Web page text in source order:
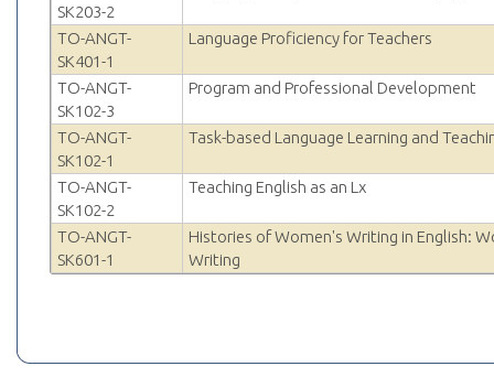
SK203-2
TO-ANGT-
SK401-1
Language Proficiency for Teachers
TO-ANGT-
SK102-3
Program and Professional Development
TO-ANGT-
SK102-1
Task-based Language Learning and
TO-ANGT-
SK102-2
Teaching English as an Lx
TO-ANGT-
SK601-1
Histories of Women's Writing in English:
Writing